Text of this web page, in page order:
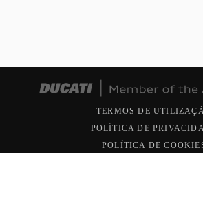
TERMOS DE
POLÍTICA DE
POLÍTICA DE